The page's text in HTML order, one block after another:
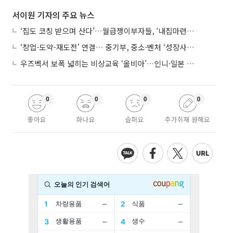
서이원 기자의 주요 뉴스
‘집도 코칭 받으며 산다’…월급쟁이부자들, ‘내집마련’ 신청 증가세
‘창업-도약-재도전’ 연결… 중기부, 중소·벤처 ‘성장사다리’ 짓는다
우즈벡서 보폭 넓히는 비상교육 ‘올비아’…인니·일본 진출 타진
좋아요
0
화나요
0
슬퍼요
0
추가취재 원해요
0